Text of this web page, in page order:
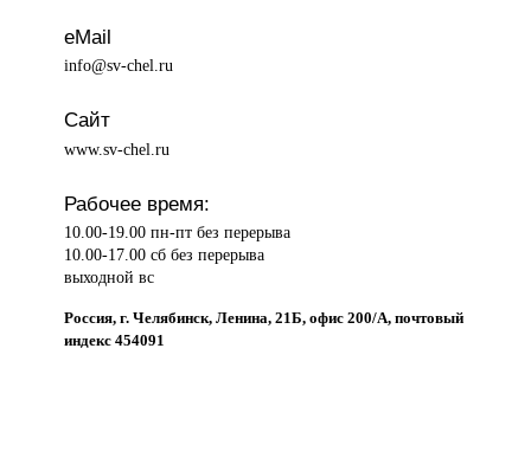
eMail
info@sv-chel.ru
Сайт
www.sv-chel.ru
Рабочее время:
10.00-19.00 пн-пт без перерыва
10.00-17.00 сб без перерыва
выходной вс
Россия, г. Челябинск, Ленина, 21Б, офис 200/А, почтовый
индекс 454091